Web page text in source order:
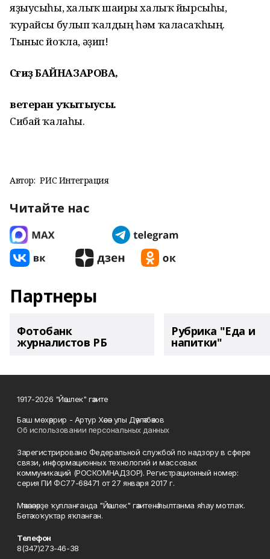
яҙыусыһы, халыҡ шағиры халыҡ йырсыһы,
ҡурайсы булып ҡалдың һәм ҡаласаҡһың.
Тыныс йоҡла, әҙип!
Сәғиҙә БАЙНАЗАРОВА,
ветеран уҡытыусы.
Сибай ҡалаһы.
Автор: РИС Интеграция
Читайте нас
Партнеры
Фотобанк
журналистов РБ
Рубрика "Еда и
напитки"
1917-2026 "Йәшлек" гәзите
Баш мөхәррир - Артур Хәсән улы Дәүләтбәков
Об использовании персональных данных
Зарегистрировано Федеральной службой по надзору в сфере
связи, информационных технологий и массовых
коммуникаций (РОСКОМНАДЗОР). Регистрационный номер:
серия ПИ ФС77-68471 от 27 января 2017 г.
Мәҡәләләрҙе ҡулланғанда "Йәшлек" гәзитенә һылтанма яһау мотлаҡ.
Бөтә хоҡуҡтар яҡланған.
Телефон
8(347)273-46-38